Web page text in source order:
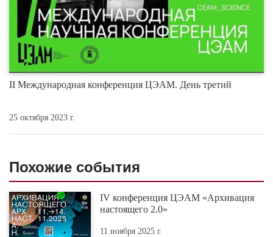
II Международная конференция ЦЭАМ. День третий
25 октября 2023 г.
Похожие события
IV конференция ЦЭАМ «Архивация
настоящего 2.0»
11 ноября 2025 г.